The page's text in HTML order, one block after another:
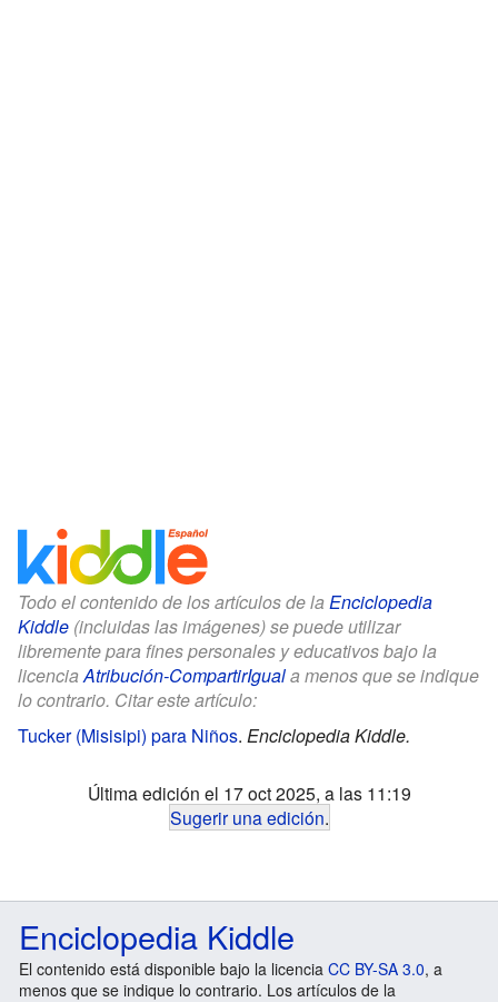
Todo el contenido de los artículos de la Enciclopedia
Kiddle (incluidas las imágenes) se puede utilizar
libremente para fines personales y educativos bajo la
licenciaAtribución-CompartirIguala menos que se indique
lo contrario. Citar este artículo:
Tucker (Misisipi) para Niños. Enciclopedia Kiddle.
Última edición el 17 oct 2025, a las 11:19
Sugerir una edición.
Enciclopedia Kiddle
El contenido está disponible bajo la licencia CC BY-SA 3.0, a
menos que se indique lo contrario. Los artículos de la